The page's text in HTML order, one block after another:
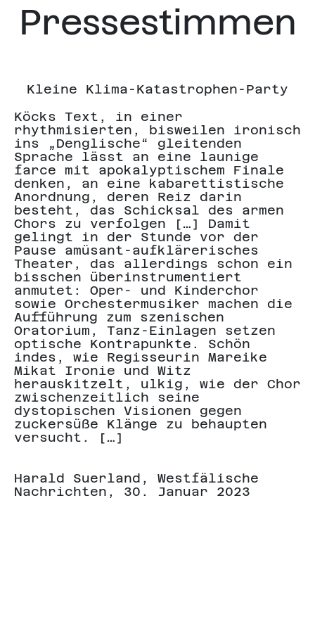
Pressestimmen
Kleine Klima-Katastrophen-Party
Köcks Text, in einer
rhythmisierten, bisweilen ironisch
ins „Denglische“ gleitenden
Sprache lässt an eine launige
farce mit apokalyptischem Finale
denken, an eine kabarettistische
Anordnung, deren Reiz darin
besteht, das Schicksal des armen
Chors zu verfolgen […] Damit
gelingt in der Stunde vor der
Pause amüsant-aufklärerisches
Theater, das allerdings schon ein
bisschen überinstrumentiert
anmutet: Oper- und Kinderchor
sowie Orchestermusiker machen die
Aufführung zum szenischen
Oratorium, Tanz-Einlagen setzen
optische Kontrapunkte. Schön
indes, wie Regisseurin Mareike
Mikat Ironie und Witz
herauskitzelt, ulkig, wie der Chor
zwischenzeitlich seine
dystopischen Visionen gegen
zuckersüße Klänge zu behaupten
versucht. […]
Harald Suerland, Westfälische
Nachrichten, 30. Januar 2023